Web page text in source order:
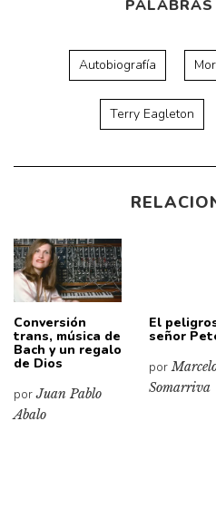
Autobiografía
Terry Eagleton
Conversión
trans, música de
Bach y un regalo
de Dios
porJuan Pablo
Abalo
El
señor
por
Somarriva